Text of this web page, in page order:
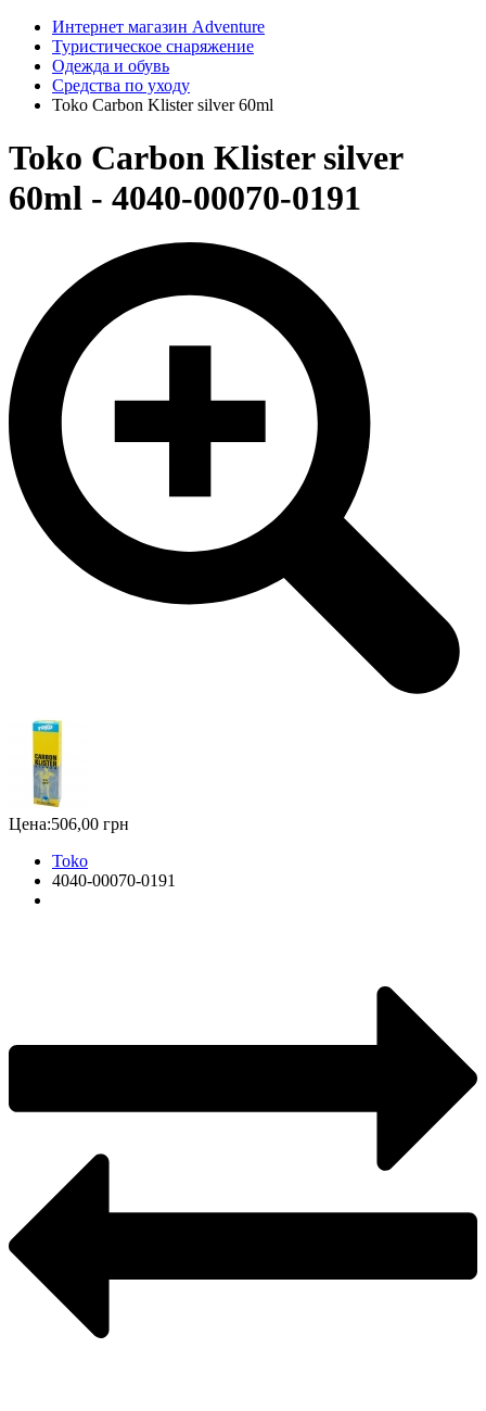
Интернет магазин Adventure
Туристическое снаряжение
Одежда и обувь
Средства по уходу
Toko Carbon Klister silver 60ml
Toko Carbon Klister silver
60ml - 4040-00070-0191
Цена:506,00 грн
Toko
4040-00070-0191